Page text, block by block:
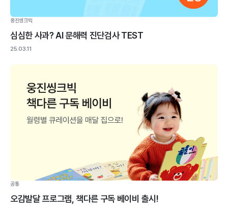
웅진씽크빅
심심한 사과? AI 문해력 진단검사 TEST
25.03.11
공통
오감발달 프로그램, 책다른 구독 베이비 출시!